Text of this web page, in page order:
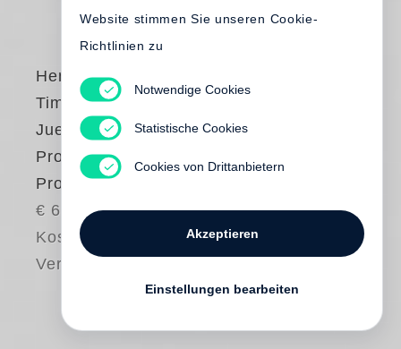
Henry Leutwyler
Timm Rautert
Juergen Teller
Process – People –
Product
€ 65.00
Kostenloser
Versand
Website stimmen Sie unseren Cookie-
Richtlinien zu
Notwendige Cookies
Statistische Cookies
Cookies von Drittanbietern
Akzeptieren
Einstellungen bearbeiten